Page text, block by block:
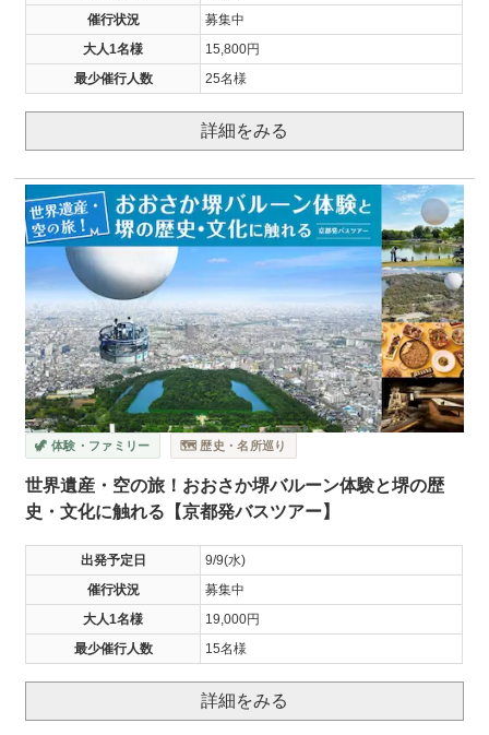
催行状況
募集中
大人1名様
15,800円
最少催行人数
25名様
詳細をみる
🦖 体験・ファミリー 🗺️ 歴史・名所巡り
世界遺産・空の旅！おおさか堺バルーン体験と堺の歴
史・文化に触れる【京都発バスツアー】
出発予定日
9/9(水)
催行状況
募集中
大人1名様
19,000円
最少催行人数
15名様
詳細をみる